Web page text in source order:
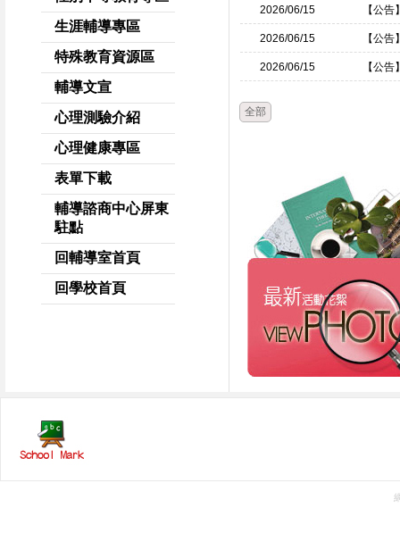
生涯輔導專區
特殊教育資源區
輔導文宣
心理測驗介紹
心理健康專區
表單下載
輔導諮商中心屏東
駐點
回輔導室首頁
回學校首頁
2026/06/15 【公告
2026/06/15 【公告
2026/06/15 【公告
全部